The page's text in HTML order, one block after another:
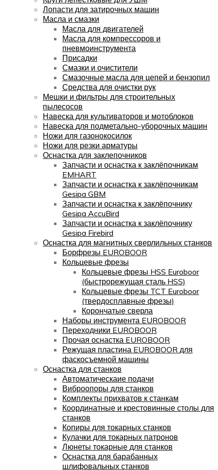
Лопасти для затирочных машин
Масла и смазки
Масла для двигателей
Масла для компрессоров и
пневмоинструмента
Присадки
Смазки и очистители
Смазочные масла для цепей и бензопил
Средства для очистки рук
Мешки и фильтры для строительных
пылесосов
Навеска для культиваторов и мотоблоков
Навеска для подметально-уборочных машин
Ножи для газонокосилок
Ножи для резки арматуры
Оснастка для заклепочников
Запчасти и оснастка к заклёпочникам
EMHART
Запчасти и оснастка к заклёпочникам
Gesipa GBM
Запчасти и оснастка к заклёпочнику
Gesipa AccuBird
Запчасти и оснастка к заклёпочнику
Gesipa Firebird
Оснастка для магнитных сверлильных станков
Борфрезы EUROBOOR
Кольцевые фрезы
Кольцевые фрезы HSS Euroboor
(быстрорежущая сталь HSS)
Кольцевые фрезы TCT Euroboor
(твердосплавные фрезы)
Корончатые сверла
Наборы инструмента EUROBOOR
Переходники EUROBOOR
Прочая оснастка EUROBOOR
Режущая пластина EUROBOOR для
фаскосъемной машины
Оснастка для станков
Автоматическаие подачи
Виброопоры для станков
Комплекты прихватов к станкам
Координатные и крестовинные столы для
станков
Копиры для токарных станков
Кулачки для токарных патронов
Люнеты токарные для станков
Оснастка для барабанных
шлифовальных станков